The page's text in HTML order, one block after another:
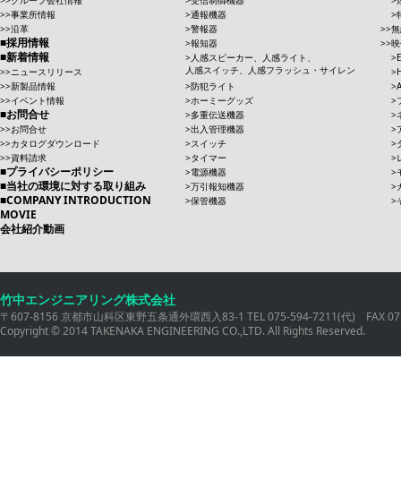
事業所情報
沿革
採用情報
新着情報
ニュースリリース
新製品情報
イベント情報
お問合せ
お問合せ
カタログダウンロード
資料請求
プライバシーポリシー
当社の環境に対する取り組み
COMPANY INTRODUCTION
MOVIE
会社紹介動画
通報機器
警報器
報知器
人感スピーカー、人感ライト、
人感スイッチ、人感フラッシュ・サイレン
防犯ライト
ホーミーグッズ
多重伝送機器
出入管理機器
スイッチ
タイマー
電源機器
万引報知機器
保管機器
竹中エンジニアリング株式会社
〒607-8156 京都市山科区東野五条通外環西入83-1 TEL 075-594-7211(代) FAX
Copyright © 2014 TAKENAKA ENGINEERING CO.,LTD. All Rights Reserved.